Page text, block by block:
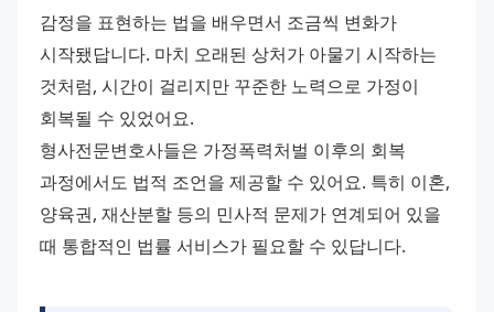
감정을 표현하는 법을 배우면서 조금씩 변화가
시작됐답니다. 마치 오래된 상처가 아물기 시작하는
것처럼, 시간이 걸리지만 꾸준한 노력으로 가정이
회복될 수 있었어요.
형사전문변호사들은 가정폭력처벌 이후의 회복
과정에서도 법적 조언을 제공할 수 있어요. 특히 이혼,
양육권, 재산분할 등의 민사적 문제가 연계되어 있을
때 통합적인 법률 서비스가 필요할 수 있답니다.